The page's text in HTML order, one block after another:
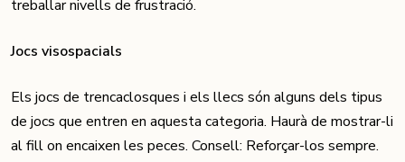
treballar nivells de frustració.
Jocs visospacials
Els jocs de trencaclosques i els llecs són alguns dels tipus
de jocs que entren en aquesta categoria. Haurà de mostrar-li
al fill on encaixen les peces. Consell: Reforçar-los sempre.